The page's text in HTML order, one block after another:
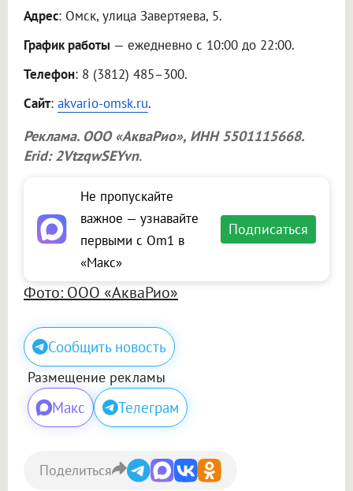
Адрес: Омск, улица Завертяева, 5.
График работы — ежедневно с 10:00 до 22:00.
Телефон: 8 (3812) 485–300.
Сайт: akvario-omsk.ru.
Реклама. ООО «АкваРио», ИНН 5501115668.
Erid: 2VtzqwSEYvn.
Не пропускайте
важное — узнавайте
первыми с Om1 в
«Макс»
Подписаться
Фото: ООО «АкваРио»
Сообщить новость
Размещение рекламы
Макс Телеграм
Поделиться